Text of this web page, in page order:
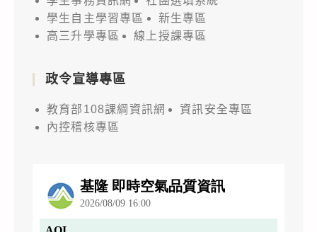
學生自主學習專區
新生專區
高三升學專區
線上授課專區
政令宣導專區
教育部108課綱資訊網
資訊安全專區
內控稽核專區